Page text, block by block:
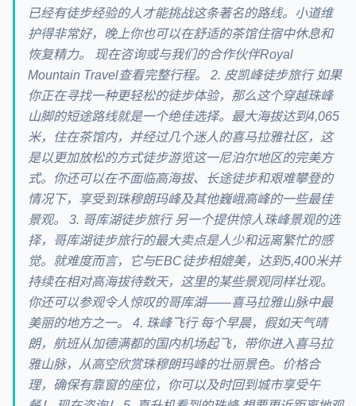
已经有徒步经验的人才能挑战这条著名的路线。小道维
护得非常好，晚上你也可以在舒适的茶馆住宿中休息和
恢复精力。 现在咨询或与我们的合作伙伴Royal
Mountain Travel查看完整行程。 2. 皮凯峰徒步旅行 如果
你正在寻找一种更轻松的徒步体验，那么这个穿越珠峰
山脚的短途路线就是一个绝佳选择。最大海拔达到4,065
米，住在茶馆内，并经过几个迷人的喜马拉雅社区，这
是以更加放松的方式徒步游览这一尼泊尔地区的完美方
式。你还可以在不面临高海拔、长途徒步和艰难攀登的
情况下，享受到珠穆朗玛峰及其他巍峨高峰的一些最佳
景观。 3. 哥库湖徒步旅行 另一个提供惊人珠峰景观的选
择，哥库湖徒步旅行的最大卖点是人少和远离繁忙的感
觉。就难度而言，它与EBC徒步相媲美，达到5,400米并
持续在相对高海拔待数天，这里的某些景观同样壮观。
你还可以参观令人惊叹的哥库湖——喜马拉雅山脉中最
美丽的地方之一。 4. 珠峰飞行 每个早晨，假如天气晴
朗，航班从加德满都的国内机场起飞，带你进入喜马拉
雅山脉，从高空欣赏珠穆朗玛峰的壮丽景色。价格合
理，确保有靠窗的座位，你可以及时回到城市享受午